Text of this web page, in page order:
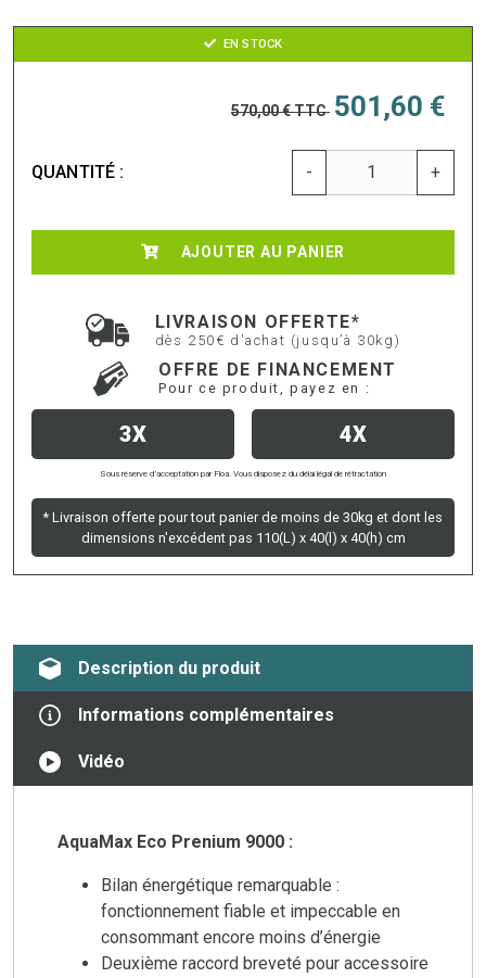
EN STOCK
570,00 €TTC 501,60 €
QUANTITÉ : - +
AJOUTER AU PANIER
LIVRAISON OFFERTE*
dès 250€ d'achat (jusqu’à 30kg)
OFFRE DE FINANCEMENT
Pour ce produit, payez en :
3X 4X
Sous réserve d’acceptation par Floa. Vous disposez du délai légal de rétractation
* Livraison offerte pour tout panier de moins de 30kg et dont les
dimensions n'excédent pas 110(L) x 40(l) x 40(h) cm
Description du produit
Informations complémentaires
Vidéo
AquaMax Eco Prenium 9000 :
Bilan énergétique remarquable :
fonctionnement fiable et impeccable en
consommant encore moins d’énergie
Deuxième raccord breveté pour accessoire